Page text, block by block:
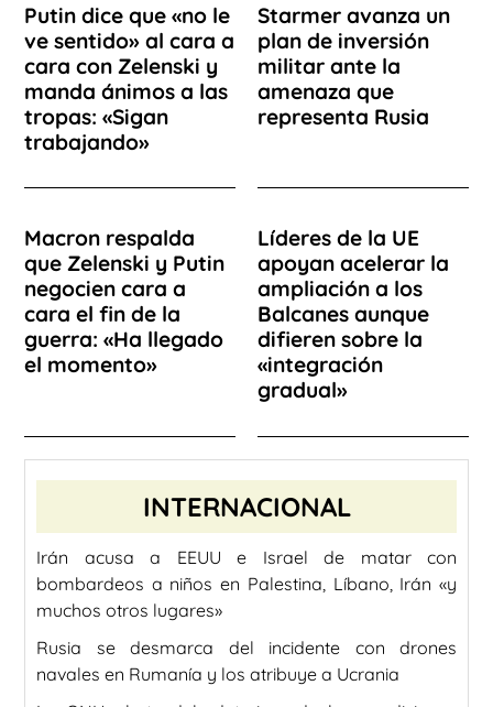
Putin dice que «no le
ve sentido» al cara a
cara con Zelenski y
manda ánimos a las
tropas: «Sigan
trabajando»
Starmer avanza un
plan de inversión
militar ante la
amenaza que
representa Rusia
Macron respalda
que Zelenski y Putin
negocien cara a
cara el fin de la
guerra: «Ha llegado
el momento»
Líderes de la UE
apoyan acelerar la
ampliación a los
Balcanes aunque
difieren sobre la
«integración
gradual»
INTERNACIONAL
Irán acusa a EEUU e Israel de matar con
bombardeos a niños en Palestina, Líbano, Irán «y
muchos otros lugares»
Rusia se desmarca del incidente con drones
navales en Rumanía y los atribuye a Ucrania